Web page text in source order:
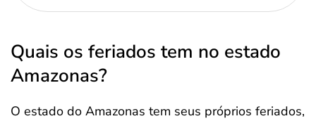
Quais os feriados tem no estado
Amazonas?
O estado do Amazonas tem seus próprios feriados,